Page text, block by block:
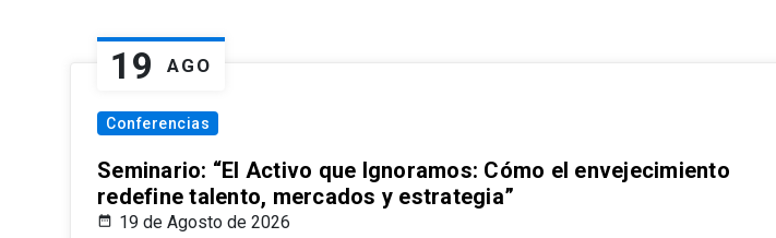
19 AGO
Conferencias
Seminario: “El Activo que Ignoramos: Cómo el envejecimiento
redefine talento, mercados y estrategia”
19 de Agosto de 2026